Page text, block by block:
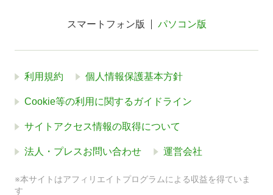
スマートフォン版 パソコン版
利用規約 個人情報保護基本方針
Cookie等の利用に関するガイドライン
サイトアクセス情報の取得について
法人・プレスお問い合わせ 運営会社
※本サイトはアフィリエイトプログラムによる収益を得ていま
す